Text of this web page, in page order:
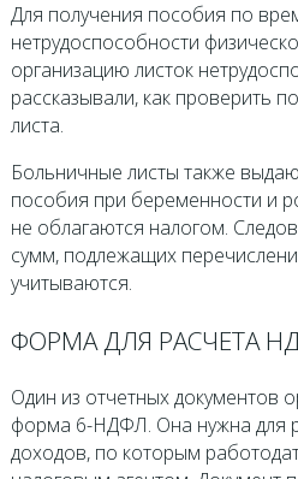
Для получения пособия по
нетрудоспособности
организацию листок
рассказывали, как проверить
листа.
Больничные листы также
пособия при беременности и
не облагаются налогом.
сумм, подлежащих
учитываются.
ФОРМА ДЛЯ РАСЧЕТА
Один из отчетных документов
форма 6-НДФЛ. Она нужна для
доходов, по которым